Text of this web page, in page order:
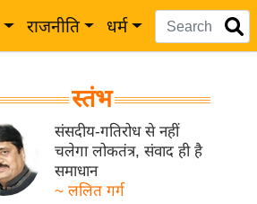
राजनीति धर्म
स्तंभ
संसदीय-गतिरोध से नहीं
चलेगा लोकतंत्र, संवाद ही है
समाधान
~ ललित गर्ग